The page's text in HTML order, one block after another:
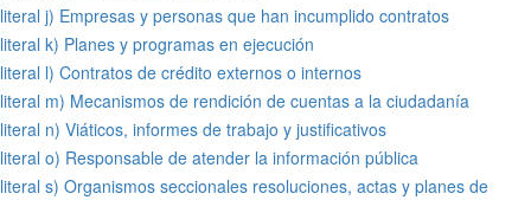
literal j) Empresas y personas que han incumplido contratos
literal k) Planes y programas en ejecución
literal l) Contratos de crédito externos o internos
literal m) Mecanismos de rendición de cuentas a la ciudadanía
literal n) Viáticos, informes de trabajo y justificativos
literal o) Responsable de atender la información pública
literal s) Organismos seccionales resoluciones, actas y planes de